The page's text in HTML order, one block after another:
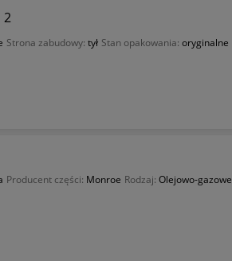
2
Strona zabudowy: tył Stan opakowania: oryginalne
Producent części: Monroe Rodzaj: Olejowo-gazowe